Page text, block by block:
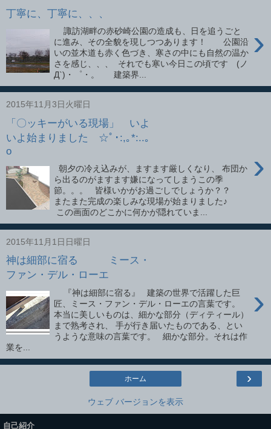
丁寧に、丁寧に、、、
›
諏訪湖畔の赤砂崎公園の造成も、日を追うごと
に進み、その全貌を現しつつあります！ 公園沿
いの並木道も赤く色づき、寒さの中にも自然の温か
さを感じ、、、 それでも寒い今日この頃です (ノ
Д`)・゜・。 建築界...
2015年11月3日火曜日
「〇ッキーがいる現場」 いよ
いよ始まりました ☆ﾟ･:,｡*:..｡
o
›
朝夕の冷え込みが、ますます厳しくなり、 布団か
ら出るのがますます嫌になってしまうこの季
節。。。 皆様いかがお過ごしでしょうか？？
またまた完成の楽しみな現場が始まりました♪
この画面のどこかに何かが隠れていま...
2015年11月1日日曜日
神は細部に宿る ミース・
ファン・デル・ローエ
›
『神は細部に宿る』 建築の世界で活躍した巨
匠、ミース・ファン・デル・ローエの言葉です。
本当に美しいものは、細かな部分（ディティール）
まで熟考され、 手が行き届いたものである、とい
うような意味の言葉です。 細かな部分。それは作
業を...
›
ホーム
ウェブ バージョンを表示
自己紹介